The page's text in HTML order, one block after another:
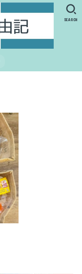
SEARCH